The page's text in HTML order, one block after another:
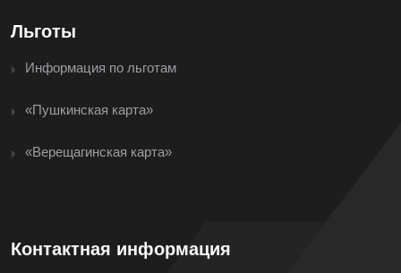
Льготы
Информация по льготам
«Пушкинская карта»
«Верещагинская карта»
Контактная информация